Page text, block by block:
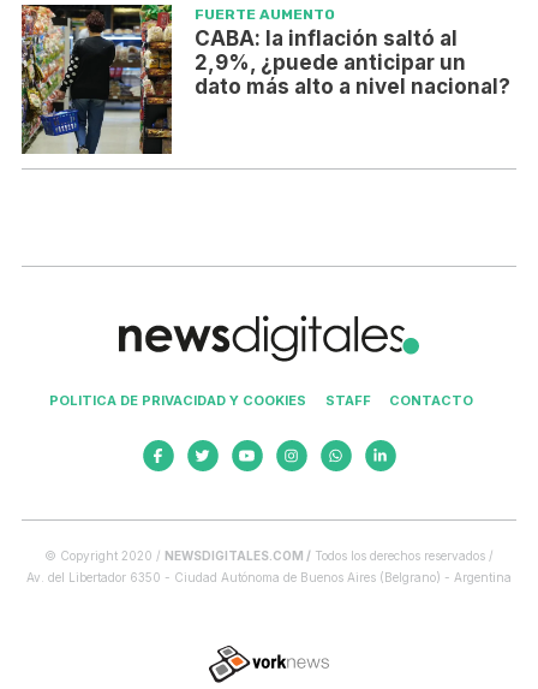
FUERTE AUMENTO
CABA: la inflación saltó al
2,9%, ¿puede anticipar un
dato más alto a nivel nacional?
POLITICA DE PRIVACIDAD Y COOKIES STAFF CONTACTO
© Copyright 2020 / NEWSDIGITALES.COM / Todos los derechos reservados /
Av. del Libertador 6350 - Ciudad Autónoma de Buenos Aires (Belgrano) - Argentina